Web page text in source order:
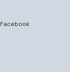
Facebook